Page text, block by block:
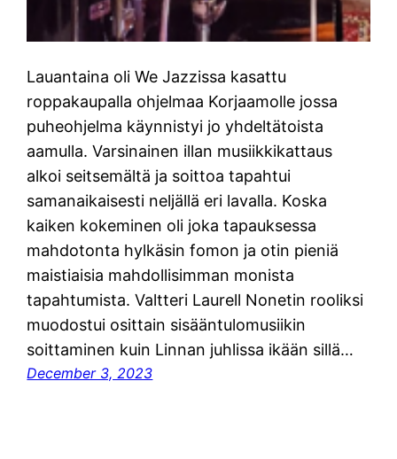
Lauantaina oli We Jazzissa kasattu
roppakaupalla ohjelmaa Korjaamolle jossa
puheohjelma käynnistyi jo yhdeltätoista
aamulla. Varsinainen illan musiikkikattaus
alkoi seitsemältä ja soittoa tapahtui
samanaikaisesti neljällä eri lavalla. Koska
kaiken kokeminen oli joka tapauksessa
mahdotonta hylkäsin fomon ja otin pieniä
maistiaisia mahdollisimman monista
tapahtumista. Valtteri Laurell Nonetin rooliksi
muodostui osittain sisääntulomusiikin
soittaminen kuin Linnan juhlissa ikään sillä…
December 3, 2023